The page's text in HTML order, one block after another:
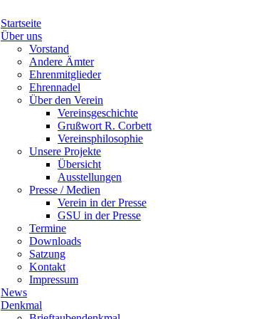
Startseite
Über uns
Vorstand
Andere Ämter
Ehrenmitglieder
Ehrennadel
Über den Verein
Vereinsgeschichte
Grußwort R. Corbett
Vereinsphilosophie
Unsere Projekte
Übersicht
Ausstellungen
Presse / Medien
Verein in der Presse
GSU in der Presse
Termine
Downloads
Satzung
Kontakt
Impressum
News
Denkmal